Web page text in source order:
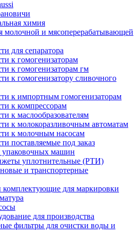
химия
молочной и мясоперерабатывающей
для сепаратора
к гомогенизаторам
к гомогенизаторам гм
к гомогенизатору сливочного
к импортным гомогенизаторам
к компрессорам
к маслообразователям
к молокоразливочным автоматам
к молочным насосам
поставляемые под заказ
упаковочных машин
уплотнительные (РТИ)
и транспортерные
для маркировки
для производства
фильтры для очистки воды и